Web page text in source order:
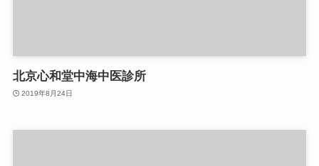
北京心和堂中海中医診所
2019年8月24日